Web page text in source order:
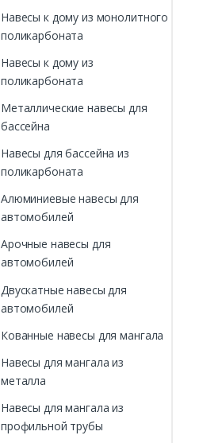
Навесы к дому из монолитного
поликарбоната
Навесы к дому из
поликарбоната
Металлические навесы для
бассейна
Навесы для бассейна из
поликарбоната
Алюминиевые навесы для
автомобилей
Арочные навесы для
автомобилей
Двускатные навесы для
автомобилей
Кованные навесы для мангала
Навесы для мангала из
металла
Навесы для мангала из
профильной трубы